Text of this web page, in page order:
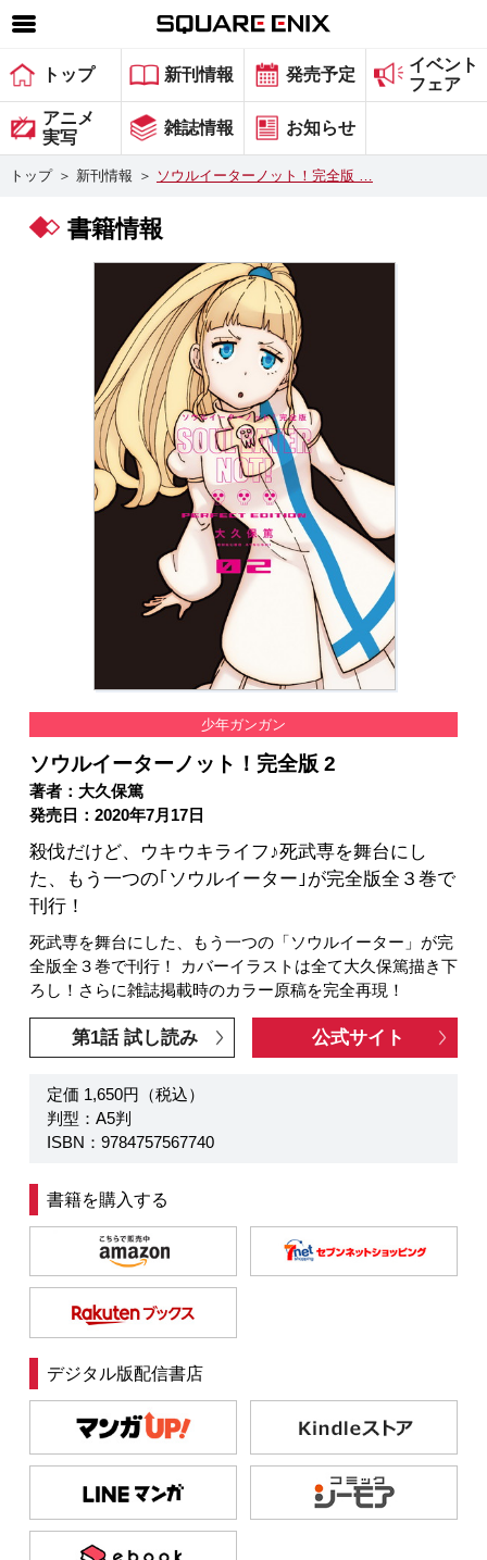
SQUARE ENIX 公式サイトメニュー
ゲーム
マガジン＆ブックス
グッズ
会社情報 採用情報
スクウェア・エニックス サイト内検索
トップ 新刊情報 発売予定
イベント
フェア
アニメ
実写
雑誌情報 お知らせ
トップ ＞ 新刊情報 ＞ ソウルイーターノット！完全版 …
書籍情報
少年ガンガン
ソウルイーターノット！完全版 2
著者：大久保篤
発売日：2020年7月17日
殺伐だけど、ウキウキライフ♪死武専を舞台にし
た、もう一つの｢ソウルイーター｣が完全版全３巻で
刊行！
死武専を舞台にした、もう一つの「ソウルイーター」が完
全版全３巻で刊行！ カバーイラストは全て大久保篤描き下
ろし！さらに雑誌掲載時のカラー原稿を完全再現！
第1話 試し読み 公式サイト
定価 1,650円（税込）
判型：A5判
ISBN：9784757567740
書籍を購入する
デジタル版配信書店